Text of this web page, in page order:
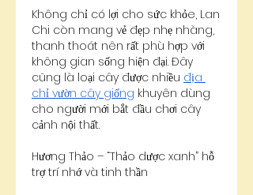
Không chỉ có lợi cho sức khỏe, Lan
Chi còn mang vẻ đẹp nhẹ nhàng,
thanh thoát nên rất phù hợp với
không gian sống hiện đại. Đây
cũng là loại cây được nhiều địa
chỉ vườn cây giống khuyên dùng
cho người mới bắt đầu chơi cây
cảnh nội thất.
Hương Thảo – “Thảo dược xanh” hỗ
trợ trí nhớ và tinh thần